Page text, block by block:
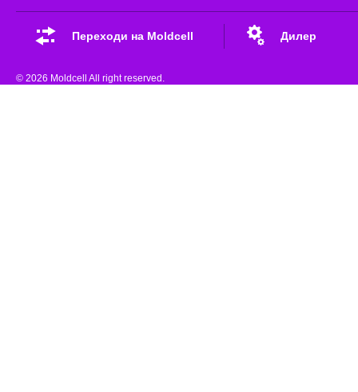
Переходи на Moldcell Дилер
© 2026 Moldcell All right reserved.